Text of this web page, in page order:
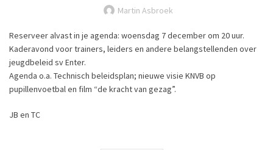
Martin Asbroek
Reserveer alvast in je agenda: woensdag 7 december om 20 uur.
Kaderavond voor trainers, leiders en andere belangstellenden over
jeugdbeleid sv Enter.
Agenda o.a. Technisch beleidsplan; nieuwe visie KNVB op
pupillenvoetbal en film “de kracht van gezag”.
JB en TC